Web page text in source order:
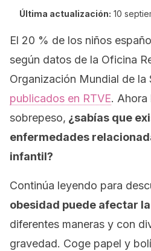
Última actualización: 10
El 20 % de los niños
según datos de la Oficina
Organización Mundial de la
publicados en RTVE. Ahora
sobrepeso, ¿sabías que
enfermedades
infantil?
Continúa leyendo para
obesidad puede afectar
diferentes maneras y con
gravedad. Coge papel y